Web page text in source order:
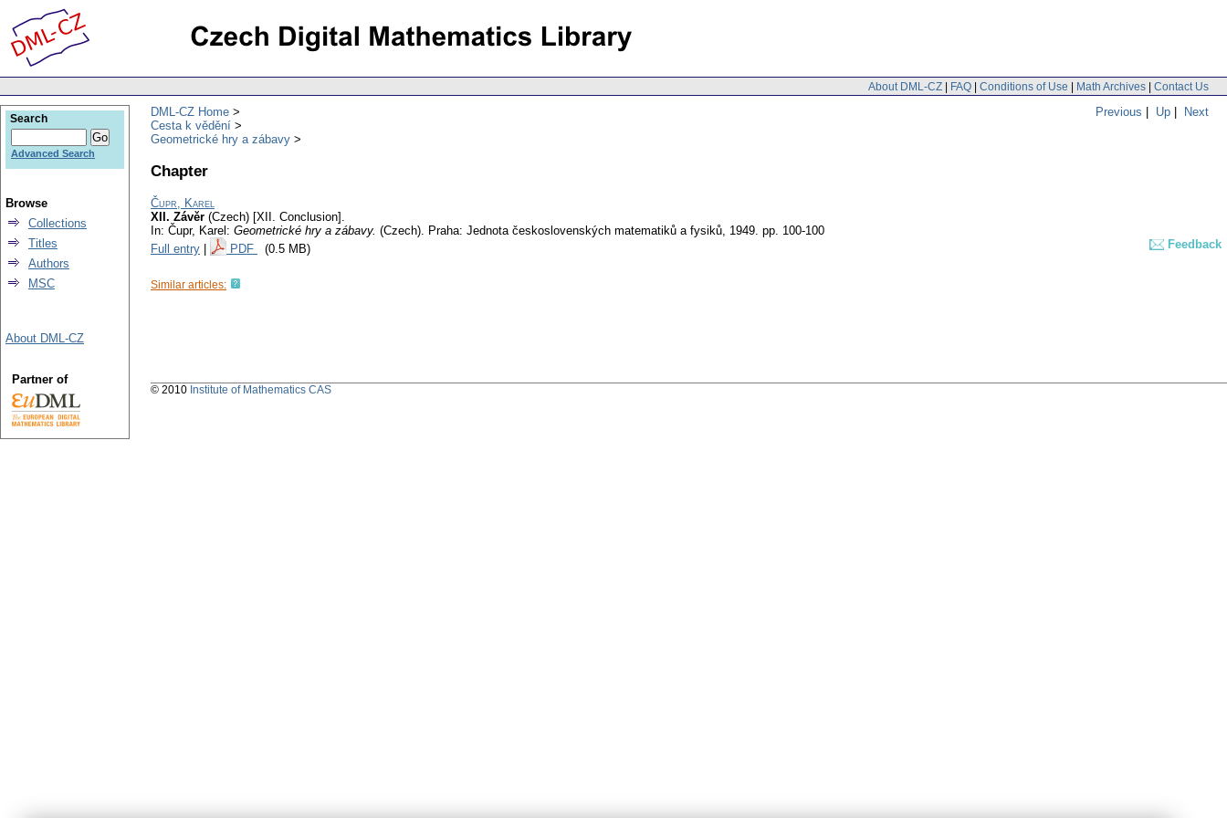
About DML-CZ | FAQ | Conditions of Use | Math Archives | Contact Us
Previous | Up | Next
DML-CZ Home
Cesta k vědění
Geometrické hry a zábavy
Chapter
Čupr, Karel
XII. Závěr (Czech) [XII. Conclusion].
In: Čupr, Karel: Geometrické hry a zábavy. (Czech). Praha: Jednota československých matematiků a fysiků, 1949. pp. 100-100
Full entry
PDF (0.5 MB) Feedback
Similar articles:
Search
Advanced Search
Browse
Collections
Titles
Authors
MSC
About DML-CZ
Partner of
© 2010 Institute of Mathematics CAS